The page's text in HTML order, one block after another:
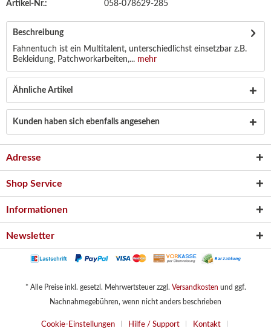
Artikel-Nr.: 058-078629-285
Beschreibung
Fahnentuch ist ein Multitalent, unterschiedlichst einsetzbar z.B.
Bekleidung, Patchworkarbeiten,... mehr
Ähnliche Artikel
Kunden haben sich ebenfalls angesehen
Adresse
Shop Service
Informationen
Newsletter
* Alle Preise inkl. gesetzl. Mehrwertsteuer zzgl. Versandkosten und ggf.
Nachnahmegebühren, wenn nicht anders beschrieben
Cookie-Einstellungen Hilfe / Support Kontakt